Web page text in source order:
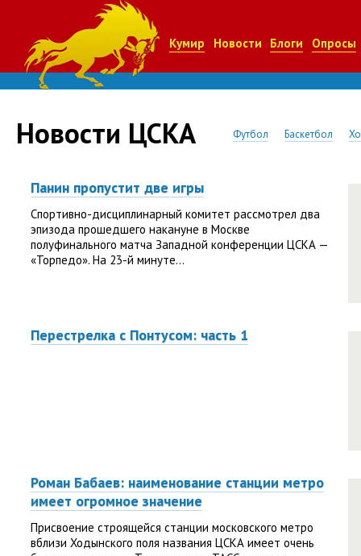
Кумир Новости Блоги Опросы
Новости ЦСКА Футбол Баскетбол
Панин пропустит две игры
Спортивно-дисциплинарный комитет рассмотрел два
эпизода прошедшего накануне в Москве
полуфинального матча Западной конференции ЦСКА —
«Торпедо». На 23-й минуте...
Перестрелка с Понтусом: часть 1
Роман Бабаев: наименование станции метро
имеет огромное значение
Присвоение строящейся станции московского метро
вблизи Ходынского поля названия ЦСКА имеет очень